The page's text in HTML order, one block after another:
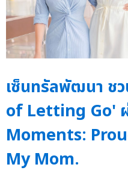
เซ็นทรัลพัฒนา ช
of Letting Go'
Moments:
My Mom.